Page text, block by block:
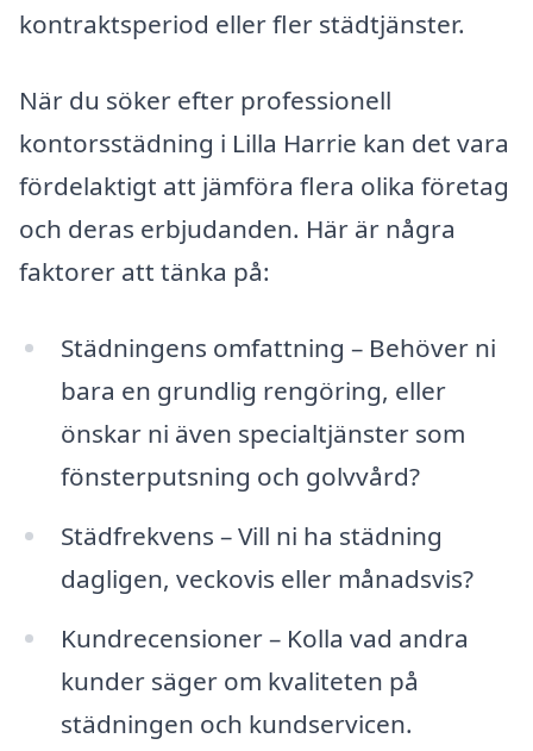
kontraktsperiod eller fler städtjänster.
När du söker efter professionell
kontorsstädning i Lilla Harrie kan det vara
fördelaktigt att jämföra flera olika företag
och deras erbjudanden. Här är några
faktorer att tänka på:
Städningens omfattning – Behöver ni
bara en grundlig rengöring, eller
önskar ni även specialtjänster som
fönsterputsning och golvvård?
Städfrekvens – Vill ni ha städning
dagligen, veckovis eller månadsvis?
Kundrecensioner – Kolla vad andra
kunder säger om kvaliteten på
städningen och kundservicen.